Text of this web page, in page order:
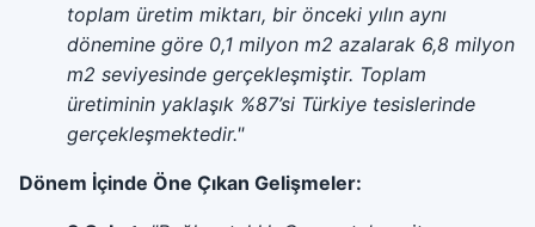
toplam üretim miktarı, bir önceki yılın aynı
dönemine göre 0,1 milyon m2 azalarak 6,8 milyon
m2 seviyesinde gerçekleşmiştir. Toplam
üretiminin yaklaşık %87’si Türkiye tesislerinde
gerçekleşmektedir."
Dönem İçinde Öne Çıkan Gelişmeler: